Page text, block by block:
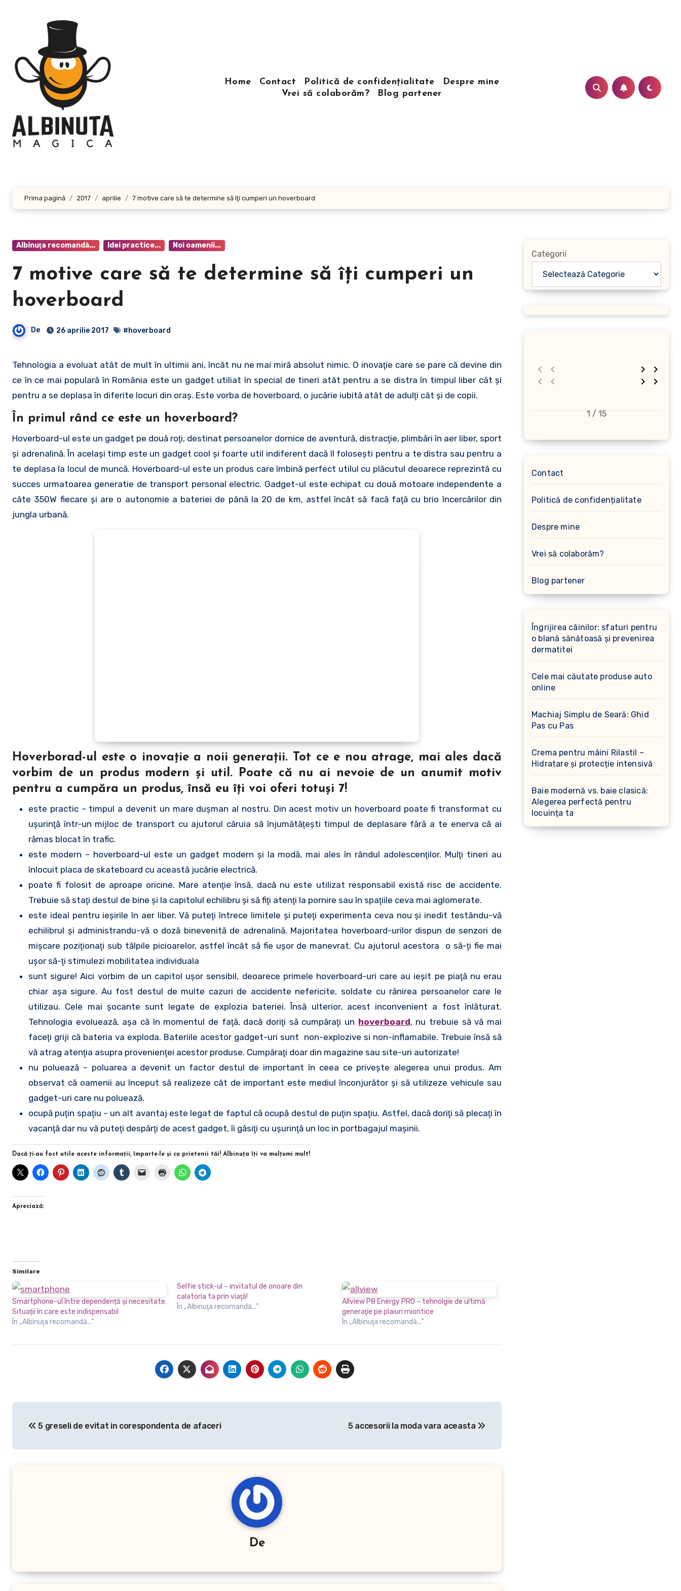
Home Contact Politică de confidențialitate
Despre mine
Vrei să colaborăm?
Blog partener
Prima pagină 2017 aprilie 7 motive care să te determine să îţi cumperi un hoverboard
Albinuţa recomandă... Idei practice... Noi oamenii...
7 motive care să te determine să îţi cumperi un
hoverboard
De 26 aprilie 2017 #hoverboard
Tehnologia a evoluat atât de mult în ultimii ani, încât nu ne mai miră absolut nimic. O inovaţie care se pare că devine din
ce în ce mai populară în România este un gadget utiliat în special de tineri atât pentru a se distra în timpul liber cât şi
pentru a se deplasa în diferite locuri din oraş. Este vorba de hoverboard, o jucărie iubită atât de adulţi cât şi de copii.
În primul rând ce este un hoverboard?
Hoverboard-ul este un gadget pe două roţi, destinat persoanelor dornice de aventură, distracţie, plimbări în aer liber, sport
şi adrenalină. În acelaşi timp este un gadget cool şi foarte util indiferent dacă îl foloseşti pentru a te distra sau pentru a
te deplasa la locul de muncă. Hoverboard-ul este un produs care îmbină perfect utilul cu plăcutul deoarece reprezintă cu
succes urmatoarea generatie de transport personal electric. Gadget-ul este echipat cu două motoare independente a
câte 350W fiecare şi are o autonomie a bateriei de până la 20 de km, astfel încât să facă faţă cu brio încercărilor din
jungla urbană.
Hoverborad-ul este o inovaţie a noii generaţii. Tot ce e nou atrage, mai ales dacă
vorbim de un produs modern şi util. Poate că nu ai nevoie de un anumit motiv
pentru a cumpăra un produs, însă eu îţi voi oferi totuşi 7!
este practic – timpul a devenit un mare duşman al nostru. Din acest motiv un hoverboard poate fi transformat cu
uşurinţă într-un mijloc de transport cu ajutorul căruia să înjumătăţeşti timpul de deplasare fără a te enerva că ai
rămas blocat în trafic.
este modern – hoverboard-ul este un gadget modern şi la modă, mai ales în rândul adolescenţilor. Mulţi tineri au
înlocuit placa de skateboard cu această jucărie electrică.
poate fi folosit de aproape oricine. Mare atenţie însă, dacă nu este utilizat responsabil există risc de accidente.
Trebuie să staţi destul de bine şi la capitolul echilibru şi să fiţi atenţi la pornire sau în spaţiile ceva mai aglomerate.
este ideal pentru ieşirile în aer liber. Vă puteţi întrece limitele şi puteţi experimenta ceva nou şi inedit testându-vă
echilibrul şi administrandu-vă o doză binevenită de adrenalină. Majoritatea hoverboard-urilor dispun de senzori de
mişcare poziţionaţi sub tălpile picioarelor, astfel încât să fie uşor de manevrat. Cu ajutorul acestora o să-ţi fie mai
uşor să-ţi stimulezi mobilitatea individuala
sunt sigure! Aici vorbim de un capitol uşor sensibil, deoarece primele hoverboard-uri care au ieşit pe piaţă nu erau
chiar aşa sigure. Au fost destul de multe cazuri de accidente nefericite, soldate cu rănirea persoanelor care le
utilizau. Cele mai şocante sunt legate de explozia bateriei. Însă ulterior, acest inconvenient a fost înlăturat.
Tehnologia evoluează, aşa că în momentul de faţă, dacă doriţi să cumpăraţi un hoverboard, nu trebuie să vă mai
faceţi griji că bateria va exploda. Bateriile acestor gadget-uri sunt non-explozive si non-inflamabile. Trebuie însă să
vă atrag atenţia asupra provenienţei acestor produse. Cumpăraţi doar din magazine sau site-uri autorizate!
nu poluează – poluarea a devenit un factor destul de important în ceea ce priveşte alegerea unui produs. Am
observat că oamenii au început să realizeze cât de important este mediul înconjurător şi să utilizeze vehicule sau
gadget-uri care nu poluează.
ocupă puţin spaţiu – un alt avantaj este legat de faptul că ocupă destul de puţin spaţiu. Astfel, dacă doriţi să plecaţi în
vacanţă dar nu vă puteţi despărţi de acest gadget, îi găsiţi cu uşurinţă un loc in portbagajul maşinii.
Dacă ţi-au fost utile aceste informaţii, împarte-le şi cu prietenii tăi! Albinuţa îţi va mulţumi mult!
Apreciază:
Similare
Smartphone-ul între dependență și necesitate.
Situații în care este indispensabil
În „Albinuţa recomandă...”
Selfie stick-ul – invitatul de onoare din
calatoria ta prin viaţă!
În „Albinuţa recomandă...”
Allview P8 Energy PRO – tehnolgie de ultimă
generaţie pe plaiuri mioritice
În „Albinuţa recomandă...”
articole
5 greseli de evitat in corespondenta de afaceri 5 accesorii la moda vara aceasta
De
Categorii
1 / 15
Contact
Politică de confidențialitate
Despre mine
Vrei să colaborăm?
Blog partener
Îngrijirea câinilor: sfaturi pentru
o blană sănătoasă și prevenirea
dermatitei
Cele mai căutate produse auto
online
Machiaj Simplu de Seară: Ghid
Pas cu Pas
Crema pentru mâini Rilastil –
Hidratare și protecție intensivă
Baie modernă vs. baie clasică:
Alegerea perfectă pentru
locuința ta